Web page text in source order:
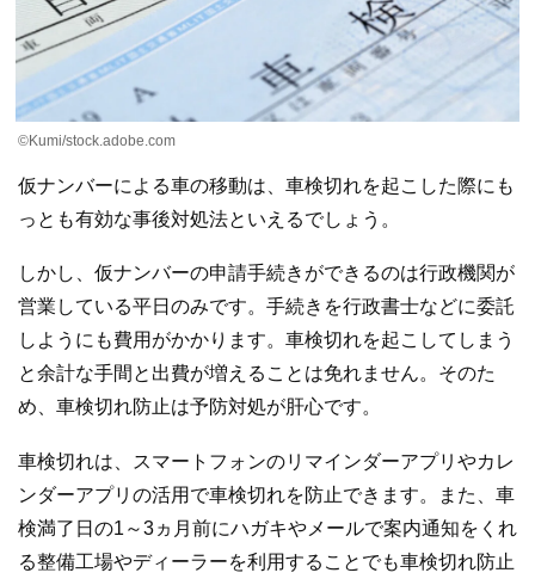
©Kumi/stock.adobe.com
仮ナンバーによる車の移動は、車検切れを起こした際にも
っとも有効な事後対処法といえるでしょう。
しかし、仮ナンバーの申請手続きができるのは行政機関が
営業している平日のみです。手続きを行政書士などに委託
しようにも費用がかかります。車検切れを起こしてしまう
と余計な手間と出費が増えることは免れません。そのた
め、車検切れ防止は予防対処が肝心です。
車検切れは、スマートフォンのリマインダーアプリやカレ
ンダーアプリの活用で車検切れを防止できます。また、車
検満了日の1～3ヵ月前にハガキやメールで案内通知をくれ
る整備工場やディーラーを利用することでも車検切れ防止